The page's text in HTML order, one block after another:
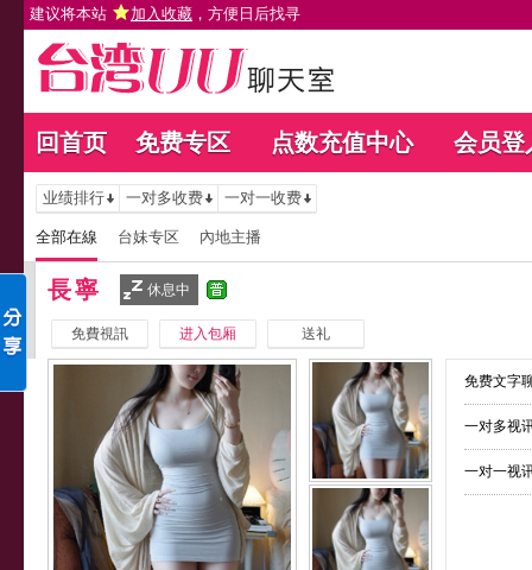
建议将本站 加入收藏 ，方便日后找寻
回首页 免费专区 点数充值中心 会员登
业绩排行 一对多收费 一对一收费
全部在線 台妹专区 內地主播
長寧 休息中
免費視訊 进入包厢 送礼
免费文字
一对多视
一对一视